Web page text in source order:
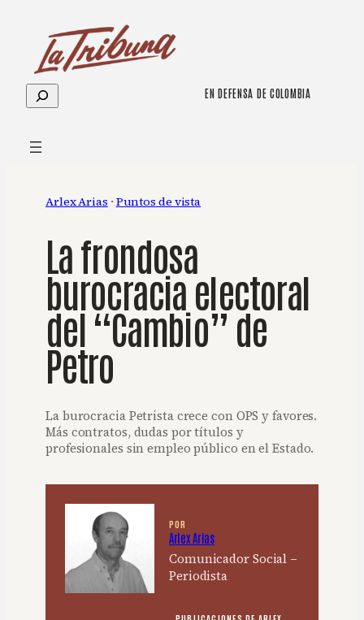
contenido
Buscar EN DEFENSA DE COLOMBIA
Arlex Arias · Puntos de vista
La frondosa
burocracia electoral
del “Cambio” de
Petro
La burocracia Petrista crece con OPS y favores.
Más contratos, dudas por títulos y
profesionales sin empleo público en el Estado.
POR
Arlex Arias
Comunicador Social –
Periodista